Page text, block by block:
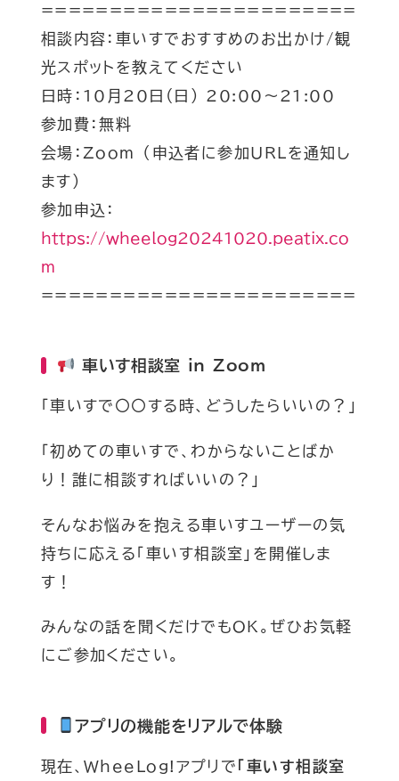
=======================
相談内容：車いすでおすすめのお出かけ/観
光スポットを教えてください
日時：10月20日(日) 20:00〜21:00
参加費：無料
会場：Zoom （申込者に参加URLを通知し
ます）
参加申込：
https://wheelog20241020.peatix.co
m
=======================
車いす相談室 in Zoom
「車いすで〇〇する時、どうしたらいいの？」
「初めての車いすで、わからないことばか
り！誰に相談すればいいの？」
そんなお悩みを抱える車いすユーザーの気
持ちに応える「車いす相談室」を開催しま
す！
みんなの話を聞くだけでもOK。ぜひお気軽
にご参加ください。
アプリの機能をリアルで体験
現在、WheeLog!アプリで
「車いす相談室